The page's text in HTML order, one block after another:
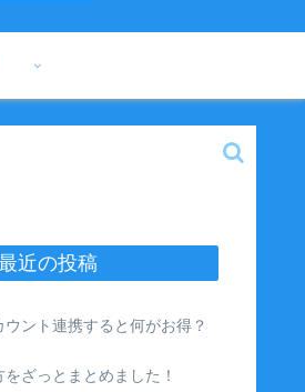
近の投稿
ウント連携すると何がお得？
ざっとまとめました！